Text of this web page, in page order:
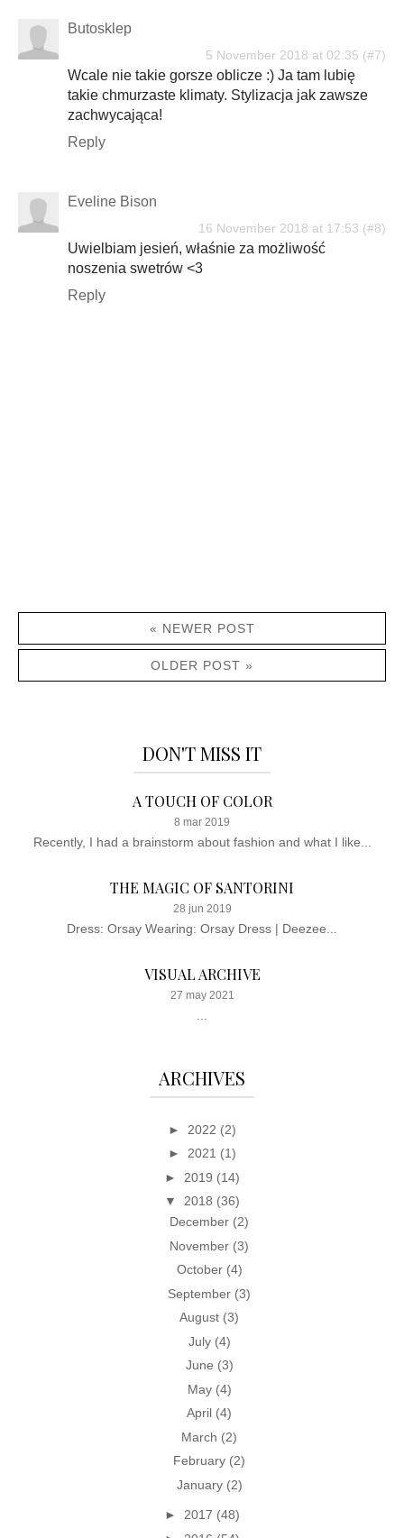
Butosklep
5 November 2018 at 02:35
Wcale nie takie gorsze oblicze :) Ja tam lubię
takie chmurzaste klimaty. Stylizacja jak zawsze
zachwycająca!
Reply
Eveline Bison
16 November 2018 at 17:53
Uwielbiam jesień, właśnie za możliwość
noszenia swetrów <3
Reply
« NEWER POST
OLDER POST »
DON'T MISS IT
A TOUCH OF COLOR
8 mar 2019
Recently, I had a brainstorm about fashion and what I like...
THE MAGIC OF SANTORINI
28 jun 2019
Dress: Orsay Wearing: Orsay Dress | Deezee...
VISUAL ARCHIVE
27 may 2021
ARCHIVES
► 2022 (2)
► 2021 (1)
► 2019 (14)
▼ 2018 (36)
December (2)
November (3)
October (4)
September (3)
August (3)
July (4)
June (3)
May (4)
April (4)
March (2)
February (2)
January (2)
► 2017 (48)